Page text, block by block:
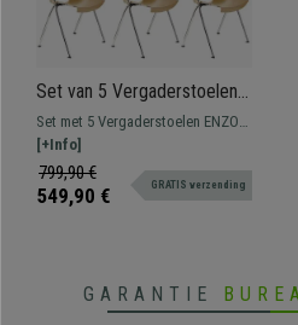
Set van 5 Vergaderstoelen
ENZO Met Armleuningen,
Comfortabel, Stapelbaar,
Kleur Beige
Set met 5 Vergaderstoelen ENZO
met armleuningen en prachtig
avant-garde design. Perfect voor
wachtkamers of vergaderruimtes.
[+Info]
799,90 €
549,90 € GRATIS verzending
GARANTIE